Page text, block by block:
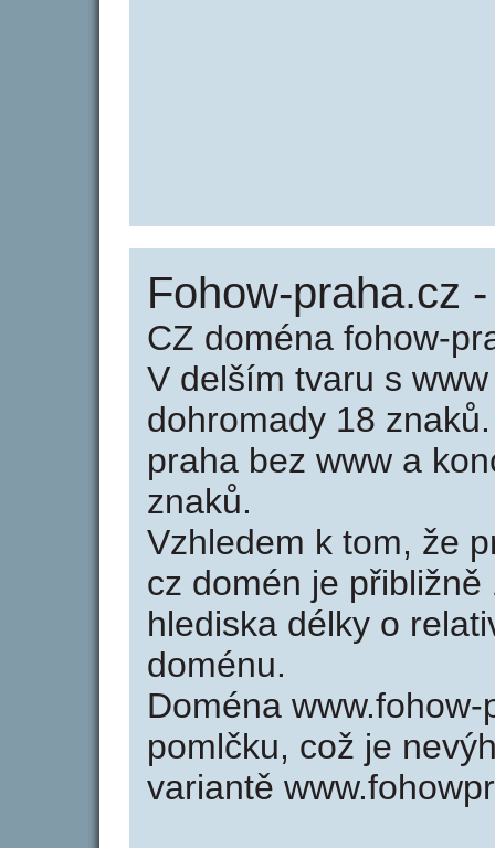
Fohow-praha.cz
CZ doména fohow-
V delším tvaru s
dohromady 18
praha bez www a
znaků.
Vzhledem k tom, že
cz domén je
hlediska délky o
doménu.
Doména
pomlčku, což je
variantě